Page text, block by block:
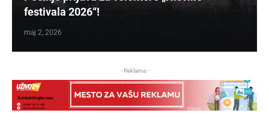
festivala 2026“!
maj 2, 2026
- Reklama -